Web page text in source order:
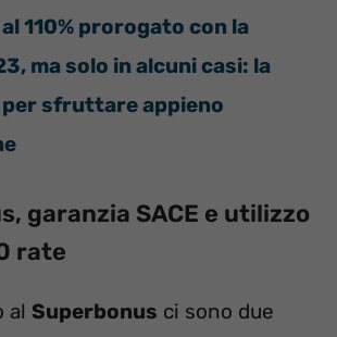
110% prorogato con la
ma solo in alcuni casi: la
per sfruttare appieno
garanzia SACE e utilizzo
rate
al Superbonus ci sono due